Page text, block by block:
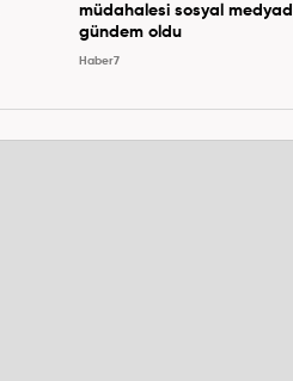
müdahalesi sosyal
gündem oldu
Haber7